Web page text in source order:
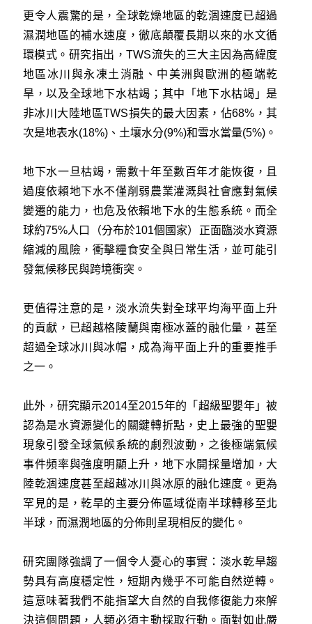
更令人震驚的是，全球乾燥地區的乾涸速度已超過
濕潤地區的補水速度，徹底顛覆長期以來的水文循
環模式。研究指出，TWS流失的三大主因為高緯度
地區冰川與永凍土消融、中美洲與歐洲的極端乾
旱，以及全球地下水枯竭；其中「地下水枯竭」是
非冰川大陸地區TWS損失的最大因素，佔68%，其
次是地表水(18%)、土壤水分(9%)和雪水當量(5%)。
地下水一旦枯竭，需數十年至數百年才能恢復，且
過度依賴地下水不僅削弱農業灌溉與社會應對氣候
變遷的能力，也危及依賴地下水的生態系統。而全
球約75%人口（分布於101個國家）正面臨淡水資源
縮減的風險，衝擊糧食安全與日常生活，並可能引
發氣候移民與跨境衝突。
更值得注意的是，淡水流失對全球平均海平面上升
的貢獻，已超越格陵蘭與南極冰蓋的融化量，甚至
超過全球冰川與冰帽，成為海平面上升的重要推手
之一。
此外，研究顯示2014至2015年的「超級聖嬰年」被
認為是水資源變化的關鍵轉折點，史上最強的聖嬰
現象引發全球氣候系統的劇烈波動，之後極端氣候
事件頻率與強度明顯上升，地下水開採量增加，大
陸乾涸速度甚至超越冰川與冰原的融化速度。更為
罕見的是，乾旱的主要分佈區域從南半球轉移至北
半球，而濕潤地區的分佈則呈現相反的變化。
研究團隊強調了一個令人憂心的事實：淡水乾旱趨
勢具有高度穩定性，短期內幾乎不可能自然逆轉。
這意味著我們不能指望大自然的自我修復能力來解
決這個問題，人類必須主動採取行動。面對如此嚴